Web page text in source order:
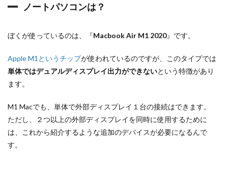
ノートパソコンは？
ぼくが使っているのは、『Macbook Air M1 2020』です。
Apple M1というチップが使われているのですが、このタイプでは
単体ではデュアルディスプレイ出力ができないという特徴があり
ます。
M1 Macでも、単体で外部ディスプレイ１台の接続はできます。
ただし、２つ以上の外部ディスプレイを同時に使用するために
は、これから紹介するような追加のデバイスが必要になるんで
す。